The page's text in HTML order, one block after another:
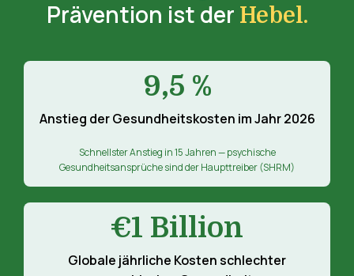
Prävention ist der Hebel.
9,5 %
Anstieg der Gesundheitskosten im Jahr 2026
Schnellster Anstieg in 15 Jahren — psychische
Gesundheitsansprüche sind der Haupttreiber (SHRM)
€1 Billion
Globale jährliche Kosten schlechter